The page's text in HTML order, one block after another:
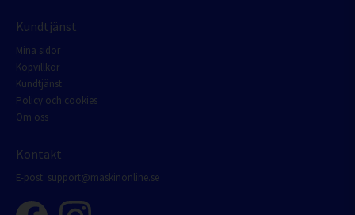
Kundtjänst
Mina sidor
Köpvillkor
Kundtjänst
Policy och cookies
Om oss
Kontakt
E-post: support@maskinonline.se